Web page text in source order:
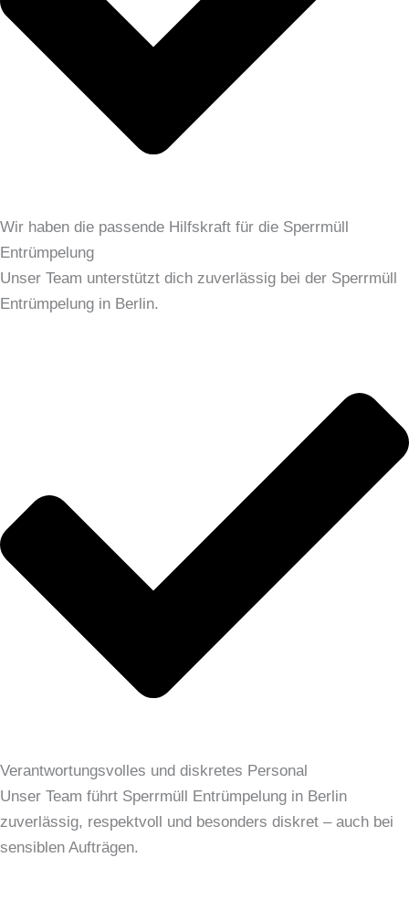
Wir haben die passende Hilfskraft für die Sperrmüll
Entrümpelung
Unser Team unterstützt dich zuverlässig bei der Sperrmüll
Entrümpelung in Berlin.
Verantwortungsvolles und diskretes Personal
Unser Team führt Sperrmüll Entrümpelung in Berlin
zuverlässig, respektvoll und besonders diskret – auch bei
sensiblen Aufträgen.